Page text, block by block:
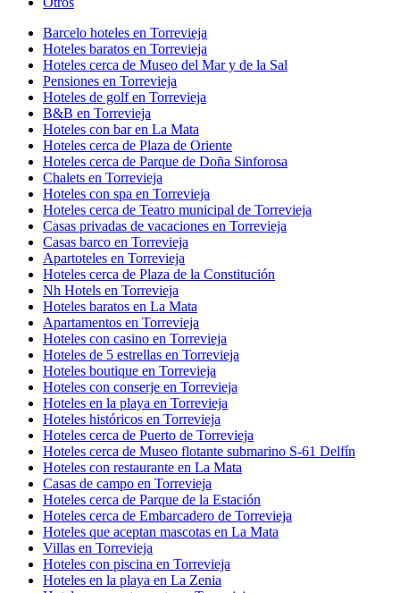
Barcelo hoteles en Torrevieja
Hoteles baratos en Torrevieja
Hoteles cerca de Museo del Mar y de la Sal
Pensiones en Torrevieja
Hoteles de golf en Torrevieja
B&B en Torrevieja
Hoteles con bar en La Mata
Hoteles cerca de Plaza de Oriente
Hoteles cerca de Parque de Doña Sinforosa
Chalets en Torrevieja
Hoteles con spa en Torrevieja
Hoteles cerca de Teatro municipal de Torrevieja
Casas privadas de vacaciones en Torrevieja
Casas barco en Torrevieja
Apartoteles en Torrevieja
Hoteles cerca de Plaza de la Constitución
Nh Hotels en Torrevieja
Hoteles baratos en La Mata
Apartamentos en Torrevieja
Hoteles con casino en Torrevieja
Hoteles de 5 estrellas en Torrevieja
Hoteles boutique en Torrevieja
Hoteles con conserje en Torrevieja
Hoteles en la playa en Torrevieja
Hoteles históricos en Torrevieja
Hoteles cerca de Puerto de Torrevieja
Hoteles cerca de Museo flotante submarino S-61 Delfín
Hoteles con restaurante en La Mata
Casas de campo en Torrevieja
Hoteles cerca de Parque de la Estación
Hoteles cerca de Embarcadero de Torrevieja
Hoteles que aceptan mascotas en La Mata
Villas en Torrevieja
Hoteles con piscina en Torrevieja
Hoteles en la playa en La Zenia